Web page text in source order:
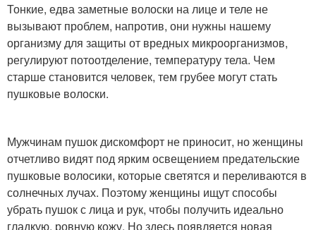
Тонкие, едва заметные волоски на лице и теле не
вызывают проблем, напротив, они нужны нашему
организму для защиты от вредных микроорганизмов,
регулируют потоотделение, температуру тела. Чем
старше становится человек, тем грубее могут стать
пушковые волоски.
Мужчинам пушок дискомфорт не приносит, но женщины
отчетливо видят под ярким освещением предательские
пушковые волосики, которые светятся и переливаются в
солнечных лучах. Поэтому женщины ищут способы
убрать пушок с лица и рук, чтобы получить идеально
гладкую, ровную кожу. Но здесь появляется новая